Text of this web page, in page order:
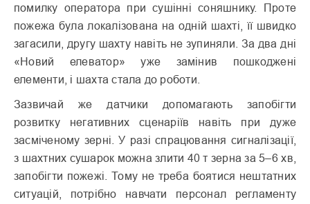
помилку оператора при сушінні соняшнику. Проте
пожежа була локалізована на одній шахті, її швидко
загасили, другу шахту навіть не зупиняли. За два дні
«Новий елеватор» уже замінив пошкоджені
елементи, і шахта стала до роботи.
Зазвичай же датчики допомагають запобігти
розвитку негативних сценаріїв навіть при дуже
засміченому зерні. У разі спрацювання сигналізації,
з шахтних сушарок можна злити 40 т зерна за 5–6 хв,
запобігти пожежі. Тому не треба боятися нештатних
ситуацій, потрібно навчати персонал регламенту